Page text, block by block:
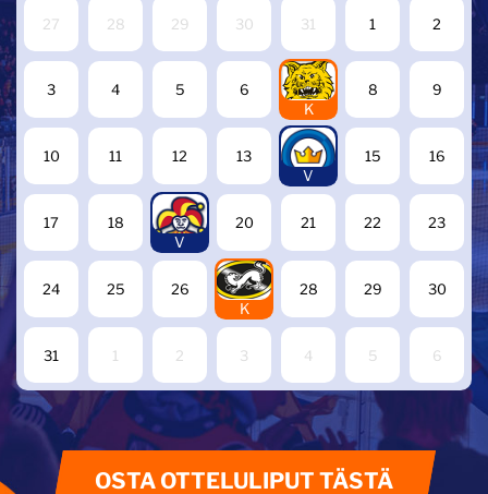
27 28 29 30 31 1 2
3 4 5 6
7
K
8 9
10 11 12 13
14
V
15 16
17 18
19
V
20 21 22 23
24 25 26
27
K
28 29 30
31 1 2 3 4 5 6
OSTA OTTELULIPUT TÄSTÄ